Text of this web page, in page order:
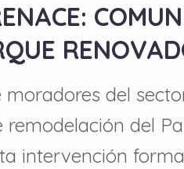
del
del
intervención